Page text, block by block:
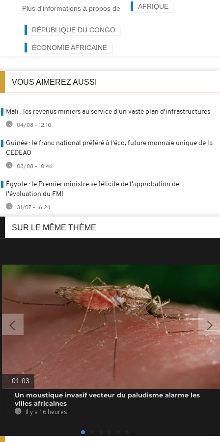
Plus d'informations à propos de AFRIQUE
RÉPUBLIQUE DU CONGO
ÉCONOMIE AFRICAINE
VOUS AIMEREZ AUSSI
Mali : les revenus miniers au service d'un vaste plan d'infrastructures
04/08 - 12:10
Guinée : le franc national préféré à l'éco, future monnaie unique de la
CEDEAO
03/08 - 10:46
Égypte : le Premier ministre se félicite de l'approbation de
l'évaluation du FMI
31/07 - 16:24
SUR LE MÊME THÈME
01:03
Un moustique invasif vecteur du paludisme alarme les
villes africaines
Il y a 16 heures